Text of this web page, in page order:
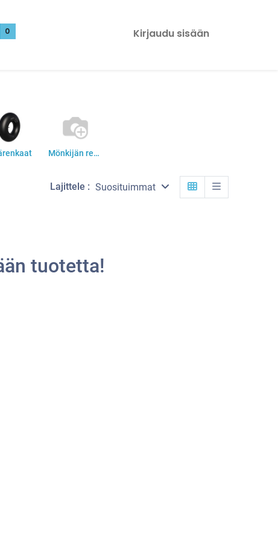
0 Kirjaudu sisään
Mönkijän renkaat
Lajittele : Suosituimmat
tuotetta!